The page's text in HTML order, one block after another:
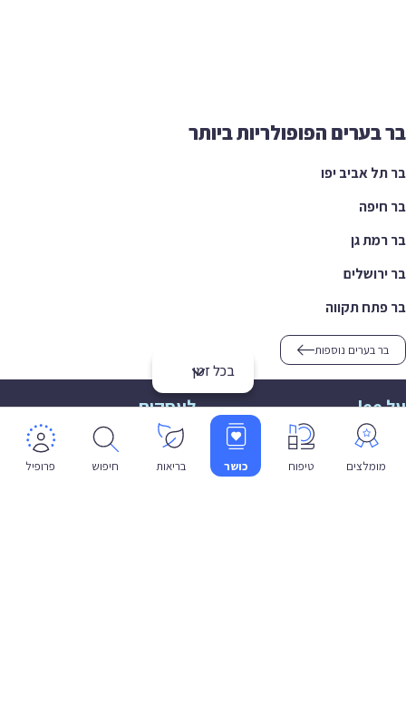
בכל זמן
בר בערים הפופולריות ביותר
בר תל אביב יפו
בר חיפה
בר רמת גן
בר ירושלים
בר פתח תקווה
בר בערים נוספות
על lee
אודות
תמיכה
לעסקים
הצטרפות
תמיכה לעסקים
מומלצים טיפוח כושר בריאות חיפוש פרופיל